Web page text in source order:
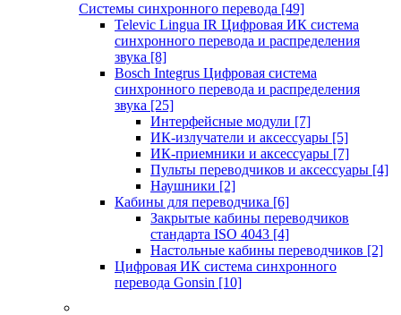
Системы синхронного перевода [49]
Televic Lingua IR Цифровая ИК система
синхронного перевода и распределения
звука [8]
Bosch Integrus Цифровая система
синхронного перевода и распределения
звука [25]
Интерфейсные модули [7]
ИК-излучатели и аксессуары [5]
ИК-приемники и аксессуары [7]
Пульты переводчиков и аксессуары [4]
Наушники [2]
Кабины для переводчика [6]
Закрытые кабины переводчиков
стандарта ISO 4043 [4]
Настольные кабины переводчиков [2]
Цифровая ИК система синхронного
перевода Gonsin [10]